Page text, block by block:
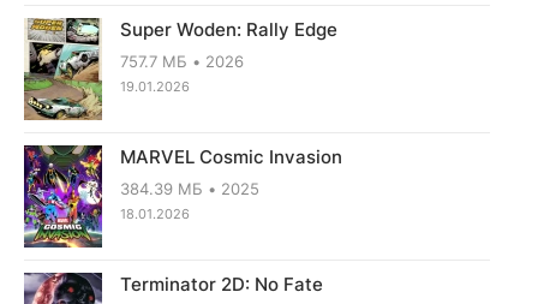
Super Woden: Rally Edge
757.7 МБ 2026
19.01.2026
MARVEL Cosmic Invasion
384.39 МБ 2025
18.01.2026
Terminator 2D: No Fate